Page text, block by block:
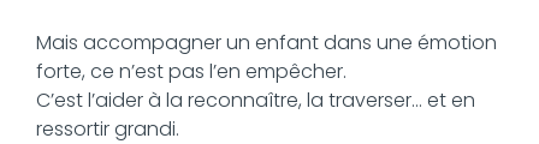
Mais accompagner un enfant dans une émotion
forte, ce n’est pas l’en empêcher.
C’est l’aider à la reconnaître, la traverser… et en
ressortir grandi.